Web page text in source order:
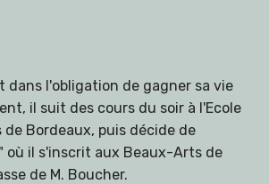
dans l'obligation de gagner sa vie
il suit des cours du soir à l'Ecole
Bordeaux, puis décide de
où il s'inscrit aux Beaux-Arts de
de M. Boucher.